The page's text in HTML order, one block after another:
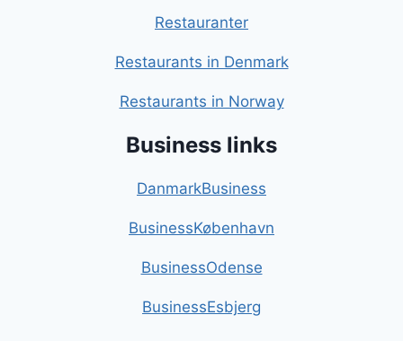
Restauranter
Restaurants in Denmark
Restaurants in Norway
Business links
DanmarkBusiness
BusinessKøbenhavn
BusinessOdense
BusinessEsbjerg